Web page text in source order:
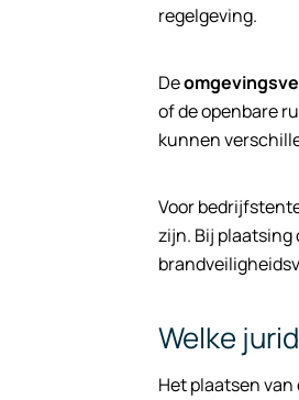
regelgeving.
De
of de openbare
kunnen
Voor
zijn. Bij
Welke
Het plaatsen van